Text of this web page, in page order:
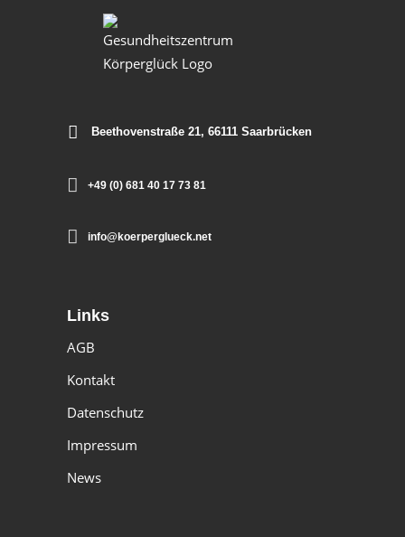
Beethovenstraße 21, 66111 Saarbrücken
+49 (0) 681 40 17 73 81
info@koerperglueck.net
Links
AGB
Kontakt
Datenschutz
Impressum
News